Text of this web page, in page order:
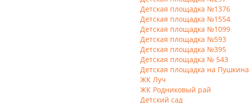
Детская площадка №1376
Детская площадка №1554
Детская площадка №1099
Детская площадка №593
Детская площадка №395
Детская площадка № 543
Детская площадка на Пушкина
ЖК Луч
ЖК Родниковый рай
Детский сад